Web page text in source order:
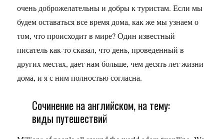
очень доброжелательны и добры к туристам. Если мы
будем оставаться все время дома, как же мы узнаем о
том, что происходит в мире? Один известный
писатель как-то сказал, что день, проведенный в
других местах, дает нам больше, чем десять лет жизни
дома, и я с ним полностью согласна.
Сочинение на английском, на тему:
виды путешествий